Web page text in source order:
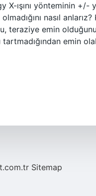
ışını yönteminin +/-
nasıl anlarız?
teraziye emin
emin
Sitemap